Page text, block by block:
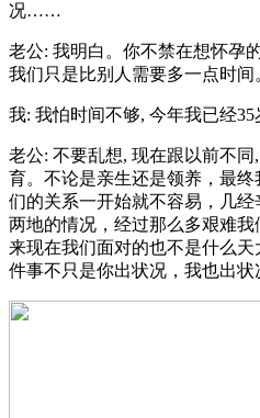
况……
老公: 我明白。你不禁在想怀孕
我们只是比别人需要多一点时间
我: 我怕时间不够, 今年我已经
老公: 不要乱想, 现在跟以前不
育。不论是亲生还是领养，最
们的关系一开始就不容易，几
两地的情况，经过那么多艰难
来现在我们面对的也不是什么
件事不只是你出状况，我也出状